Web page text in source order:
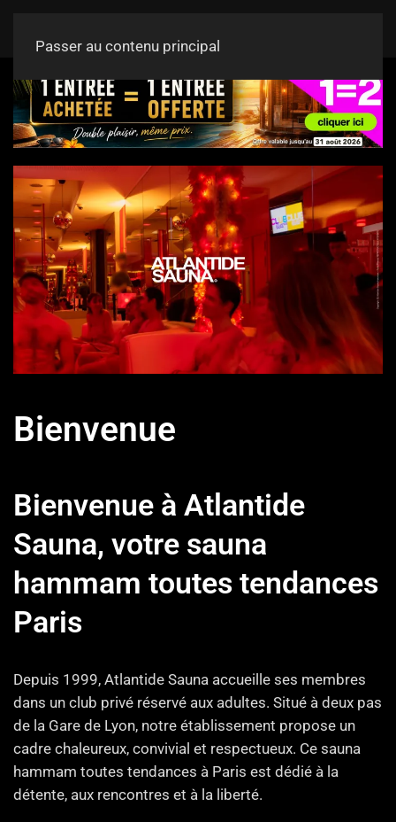
Passer au contenu principal
Bienvenue
Bienvenue à Atlantide
Sauna, votre sauna
hammam toutes tendances
Paris
Depuis 1999, Atlantide Sauna accueille ses membres
dans un club privé réservé aux adultes. Situé à deux pas
de la Gare de Lyon, notre établissement propose un
cadre chaleureux, convivial et respectueux. Ce sauna
hammam toutes tendances à Paris est dédié à la
détente, aux rencontres et à la liberté.